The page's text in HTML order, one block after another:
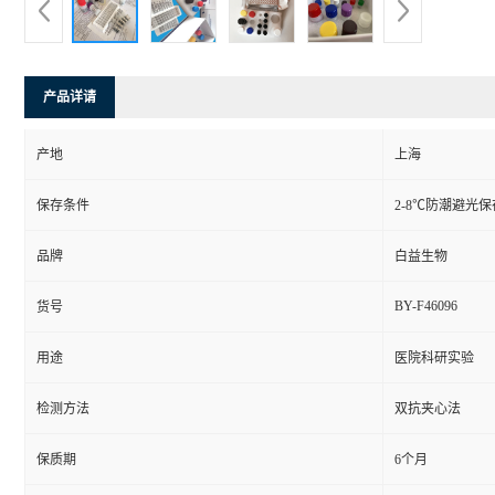
产品详请
产地 上海
保存条件 2-8℃防潮避光保
品牌 白益生物
货号 BY-F46096
用途 医院科研实验
检测方法 双抗夹心法
保质期 6个月